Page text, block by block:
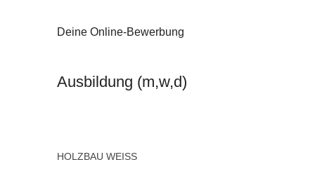
Deine Online-Bewerbung
Ausbildung (m,w,d)
HOLZBAU WEISS